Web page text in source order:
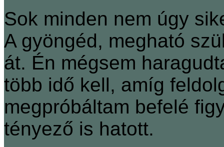
Sok minden nem úgy
A gyöngéd, megható
át. Én mégsem
több idő kell, amíg
megpróbáltam befelé
tényező is hatott.